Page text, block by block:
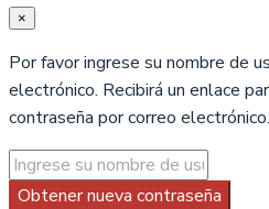
×
Por favor ingrese su nombre de
electrónico. Recibirá un enlace
contraseña por correo electrónico.
Obtener nueva contraseña